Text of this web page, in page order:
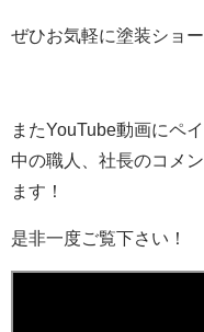
ぜひお気軽に塗装ショ
またYouTube動画にペ
中の職人、社長のコメ
ます！
是非一度ご覧下さい！